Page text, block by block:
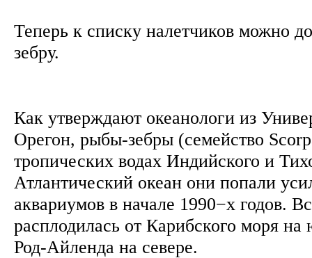
Теперь к списку налетчиков можно
зебру.
Как утверждают океанологи из
Орегон, рыбы-зебры (семейство
тропических водах Индийского и
Атлантический океан они попали
аквариумов в начале 1990−х годов.
расплодилась от Карибского моря
Род-Айленда на севере.